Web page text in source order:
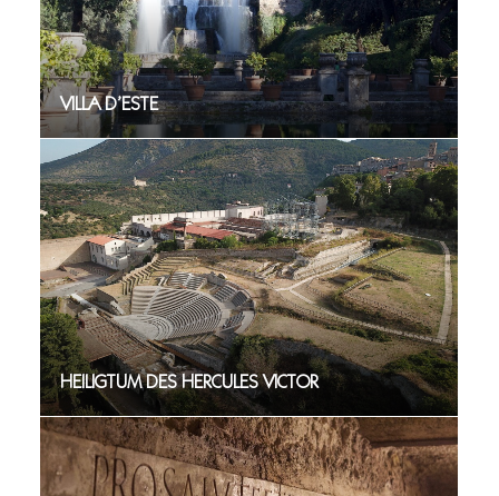
VILLA D’ESTE
HEILIGTUM DES HERCULES VICTOR